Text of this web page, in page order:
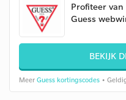
Profiteer
Guess
BEKIJK
Meer Guess kortingscodes •